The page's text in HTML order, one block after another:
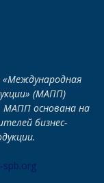
«Международная
(МАПП)
МАПП основана на
бизнес-
spb.org